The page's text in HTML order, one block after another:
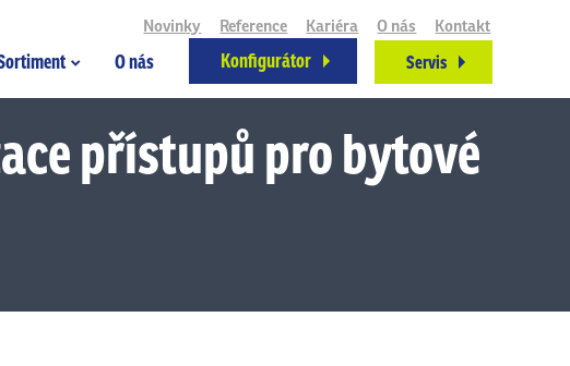
O nás Konfigurátor Servis
Novinky Reference Kariéra O nás Kontakt
přístupů pro bytové